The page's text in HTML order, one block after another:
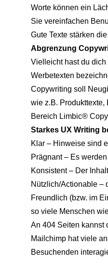
Worte können ein
Sie vereinfachen
Gute Texte stärken
Abgrenzung
Vielleicht hast du
Werbetexten
Copywriting soll
wie z.B. Produkttexte,
Bereich Limbic®
Starkes UX Writing
Klar – Hinweise sind
Prägnant – Es
Konsistent – Der
Nützlich/Actionable –
Freundlich (bzw. im
so viele Menschen
An 404 Seiten kannst
Mailchimp hat viele
Besuchenden